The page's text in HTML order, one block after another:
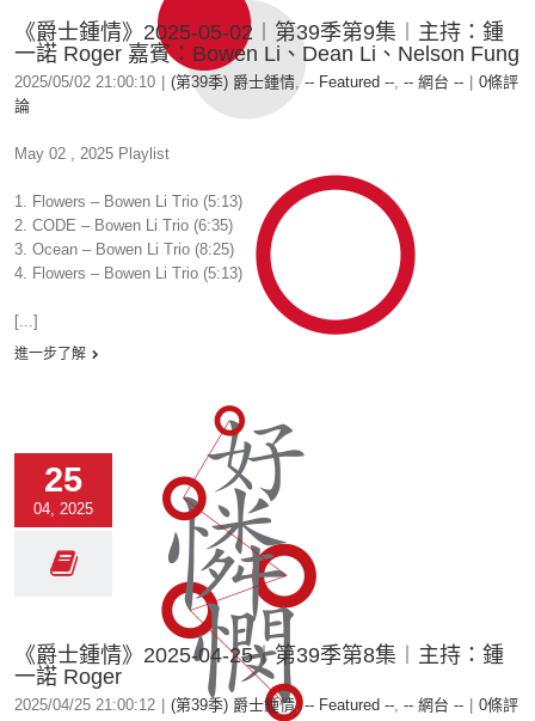
《爵士鍾情》2025-05-02︱第39季第9集︱主持：鍾
一諾 Roger 嘉賓：Bowen Li、Dean Li、Nelson Fung
2025/05/02 21:00:10 (第39季) 爵士鍾情,-- Featured --, -- 網台 --
0條評
論
May 02 , 2025 Playlist
1. Flowers – Bowen Li Trio (5:13)
2. CODE – Bowen Li Trio (6:35)
3. Ocean – Bowen Li Trio (8:25)
4. Flowers – Bowen Li Trio (5:13)
[...]
進一步了解
25
04, 2025
《爵士鍾情》2025-04-25︱第39季第8集︱主持：鍾
一諾 Roger
2025/04/25 21:00:12 (第39季) 爵士鍾情,-- Featured --, -- 網台 --
0條評